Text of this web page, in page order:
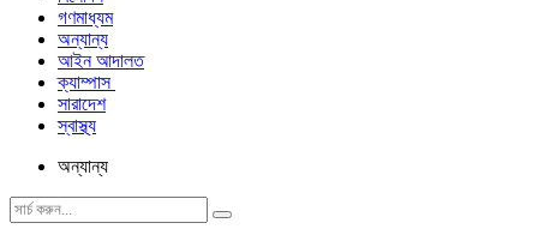
গণমাধ্যম
অন্যান্য
আইন আদালত
ক্যাম্পাস
সারাদেশ
স্বাস্থ্য
অন্যান্য